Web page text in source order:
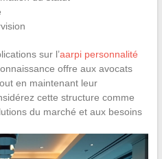
sur l’aarpi personnalité
offre aux avocats
en maintenant leur
cette structure comme
du marché et aux besoins